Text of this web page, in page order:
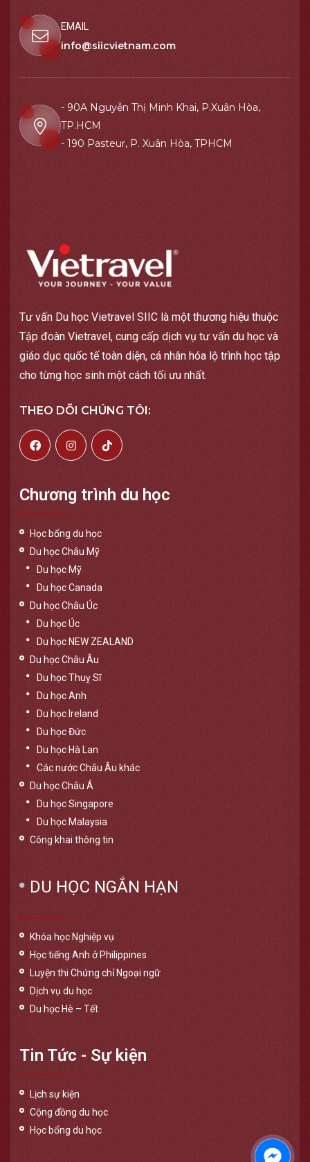
EMAIL
info@siicvietnam.com
- 90A Nguyễn Thị Minh Khai, P.Xuân Hòa,
TP.HCM
- 190 Pasteur, P. Xuân Hòa, TPHCM
Tư vấn Du học Vietravel SIIC là một thương hiệu thuộc
Tập đoàn Vietravel, cung cấp dịch vụ tư vấn du học và
giáo dục quốc tế toàn diện, cá nhân hóa lộ trình học tập
cho từng học sinh một cách tối ưu nhất.
THEO DÕI CHÚNG TÔI:
Chương trình du học
Học bổng du học
Du học Châu Mỹ
Du học Mỹ
Du học Canada
Du học Châu Úc
Du học Úc
Du học NEW ZEALAND
Du học Châu Âu
Du học Thuỵ Sĩ
Du học Anh
Du học Ireland
Du học Đức
Du học Hà Lan
Các nước Châu Âu khác
Du học Châu Á
Du học Singapore
Du học Malaysia
Công khai thông tin
DU HỌC NGẮN HẠN
Khóa học Nghiệp vụ
Học tiếng Anh ở Philippines
Luyện thi Chứng chỉ Ngoại ngữ
Dịch vụ du học
Du học Hè – Tết
Tin Tức - Sự kiện
Lịch sự kiện
Cộng đồng du học
Học bổng du học